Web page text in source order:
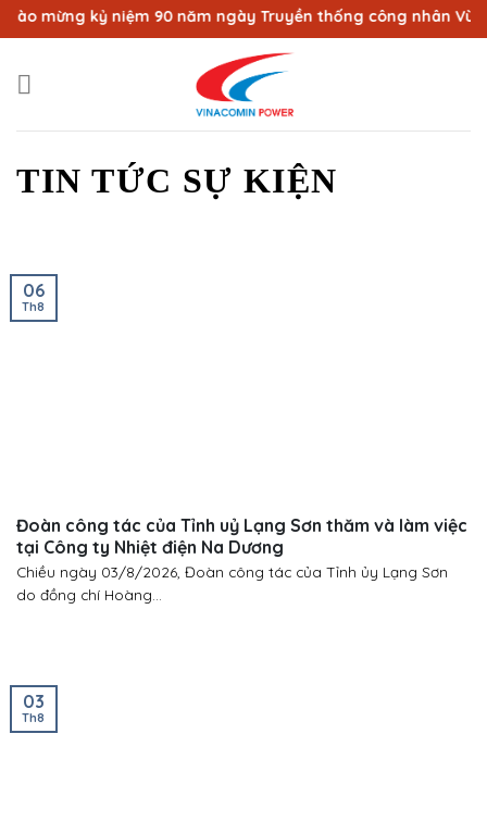
Bỏ
qua
dung
mừng kỷ niệm 90 năm ngày Truyền thống công nhân Vùng
TIN TỨC SỰ KIỆN
Đoàn công tác của Tỉnh uỷ Lạng Sơn thăm và làm việc
tại Công ty Nhiệt điện Na Dương
Chiều ngày 03/8/2026, Đoàn công tác của Tỉnh ủy Lạng Sơn
do đồng chí Hoàng...
06
Th8
03
Th8